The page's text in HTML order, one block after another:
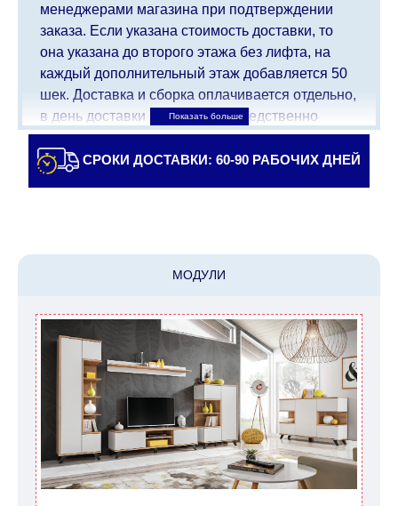
менеджерами магазина при подтверждении
заказа. Если указана стоимость доставки, то
она указана до второго этажа без лифта, на
каждый дополнительный этаж добавляется 50
шек. Доставка и сборка оплачивается отдельно,
в день доставки мебели непосредственно
доставщику/сборщику мебели. Доставка в
населенные пункты, которые находятся далеко
индивидуально, предварительно уточняя с
клиентов. В случае, если для транспортировки
товара требуется кран (маноф), клиент обязан
найти, заказать и оплатить услуги крана
самостоятельно.
Сроки доставки:
Сроки доставки на каждый товар указываются
отдельно.При расчете сроков доставки
СРОКИ ДОСТАВКИ: 60-90 РАБОЧИХ ДНЕЙ
МОДУЛИ